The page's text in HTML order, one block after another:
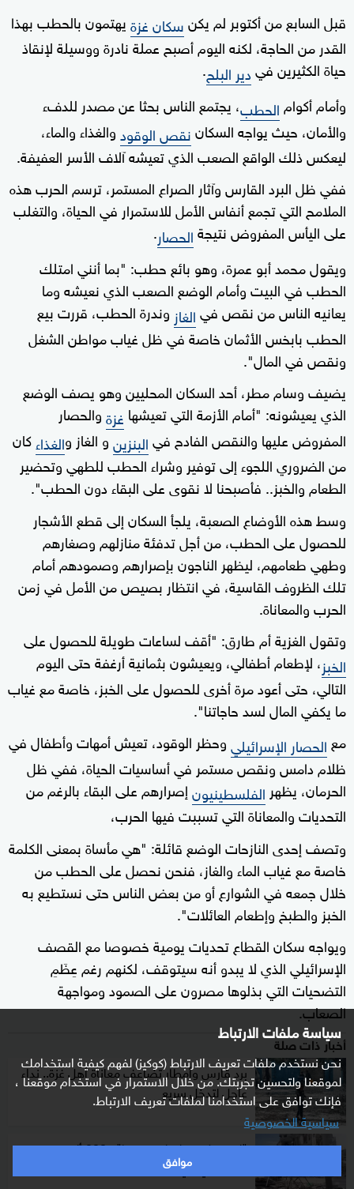
سياسة ملفات الارتباط
نحن نستخدم ملفات تعريف الارتباط (كوكيز) لفهم كيفية استخدامك
لموقعنا ولتحسين تجربتك. من خلال الاستمرار في استخدام موقعنا ،
فإنك توافق على استخدامنا لملفات تعريف الارتباط.
سياسية الخصوصية
موافق
قبل السابع من أكتوبر لم يكنسكان غزةيهتمون بالحطب بهذا
القدر من الحاجة، لكنه اليوم أصبح عملة نادرة ووسيلة لإنقاذ
حياة الكثيرين فيدير البلح.
وأمام أكوام الحطب، يجتمع الناس بحثا عن مصدر للدفء
والأمان، حيث يواجه السكاننقص الوقودوالغذاء والماء،
ليعكس ذلك الواقع الصعب الذي تعيشه آلاف الأسر العفيفة.
ففي ظل البرد القارس وآثار الصراع المستمر، ترسم الحرب هذه
الملامح التي تجمع أنفاس الأمل للاستمرار في الحياة، والتغلب
على اليأس المفروض نتيجةالحصار.
ويقول محمد أبو عمرة، وهو بائع حطب: "بما أنني امتلك
الحطب في البيت وأمام الوضع الصعب الذي نعيشه وما
يعانيه الناس من نقص فيالغاز وندرة الحطب، قررت بيع
الحطب بابخس الأثمان خاصة في ظل غياب مواطن الشغل
ونقص في المال".
يضيف وسام مطر، أحد السكان المحليين وهو يصف الوضع
الذي يعيشونه: "أمام الأزمة التي تعيشها غزةوالحصار
المفروض عليها والنقص الفادح فيالبنزينو الغاز والغذاءكان
من الضروري اللجوء إلى توفير وشراء الحطب للطهي وتحضير
الطعام والخبز.. فأصبحنا لا نقوى على البقاء دون الحطب".
وسط هذه الأوضاع الصعبة، يلجأ السكان إلى قطع الأشجار
للحصول على الحطب، من أجل تدفئة منازلهم وصغارهم
وطهي طعامهم، ليظهر الناجون بإصرارهم وصمودهم أمام
تلك الظروف القاسية، في انتظار بصيص من الأمل في زمن
الحرب والمعاناة.
وتقول الغزية أم طارق: "أقف لساعات طويلة للحصول على
الخبز، لإطعام أطفالي، ويعيشون بثمانية أرغفة حتى اليوم
التالي، حتى أعود مرة أخرى للحصول على الخبز، خاصة مع غياب
ما يكفي المال لسد حاجاتنا".
معالحصار الإسرائيليوحظر الوقود، تعيش أمهات وأطفال في
ظلام دامس ونقص مستمر في أساسيات الحياة، ففي ظل
الحرمان، يظهر الفلسطينيونإصرارهم على البقاء بالرغم من
التحديات والمعاناة التي تسببت فيها الحرب،
وتصف إحدى النازحات الوضع قائلة: "هي مأساة بمعنى الكلمة
خاصة مع غياب الماء والغاز، فنحن نحصل على الحطب من
خلال جمعه في الشوارع أو من بعض الناس حتى نستطيع به
الخبز والطبخ وإطعام العائلات".
ويواجه سكان القطاع تحديات يومية خصوصا مع القصف
الإسرائيلي الذي لا يبدو أنه سيتوقف، لكنهم رغم عِظَمِ
التضحيات التي بذلوها مصرون على الصمود ومواجهة
الصعاب.
أخبار ذات صلة
برد قارس وأمطار تضاعف معاناة أهل غزة.. نداء
عاجل لتدخل سريع
"لن نرحل ونترك لهم بيوتنا".. 800 ألف
فلسطيني في شمال غزة